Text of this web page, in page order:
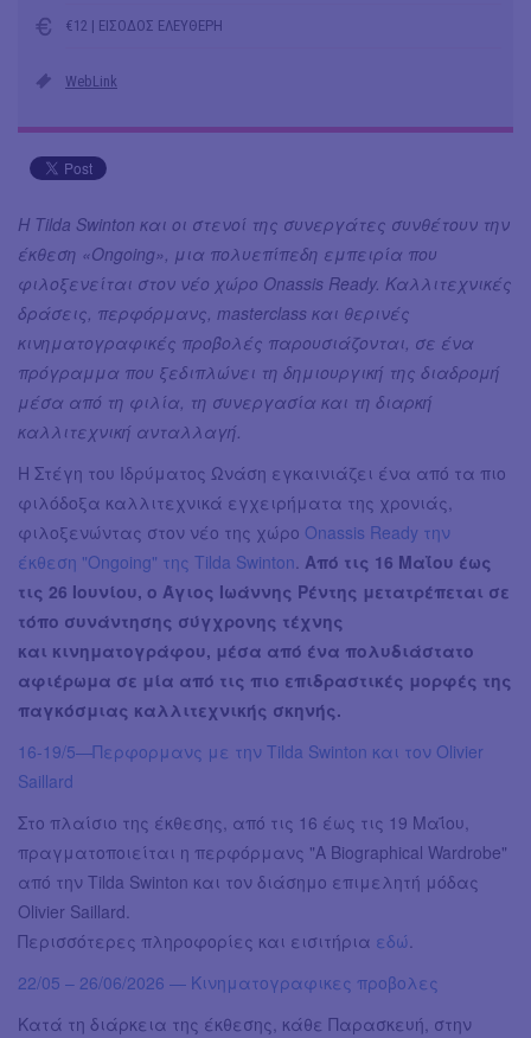
€12 | ΕΙΣΟΔΟΣ ΕΛΕΥΘΕΡΗ
WebLink
Η Tilda Swinton και οι στενοί της συνεργάτες συνθέτουν την
έκθεση «Ongoing», μια πολυεπίπεδη εμπειρία που
φιλοξενείται στον νέο χώρο Onassis Ready. Καλλιτεχνικές
δράσεις, περφόρμανς, masterclass και θερινές
κινηματογραφικές προβολές παρουσιάζονται, σε ένα
πρόγραμμα που ξεδιπλώνει τη δημιουργική της διαδρομή
μέσα από τη φιλία, τη συνεργασία και τη διαρκή
καλλιτεχνική ανταλλαγή.
Η Στέγη του Ιδρύματος Ωνάση εγκαινιάζει ένα από τα πιο
φιλόδοξα καλλιτεχνικά εγχειρήματα της χρονιάς,
φιλοξενώντας στον νέο της χώρο Onassis Ready την
έκθεση "Ongoing" της Tilda Swinton. Από τις 16 Μαΐου έως
τις 26 Ιουνίου, ο Άγιος Ιωάννης Ρέντης μετατρέπεται σε
τόπο συνάντησης σύγχρονης τέχνης
και κινηματογράφου, μέσα από ένα πολυδιάστατο
αφιέρωμα σε μία από τις πιο επιδραστικές μορφές της
παγκόσμιας καλλιτεχνικής σκηνής.
16-19/5—Περφορμανς με την Tilda Swinton και τον Olivier
Saillard
Στο πλαίσιο της έκθεσης, από τις 16 έως τις 19 Μαΐου,
πραγματοποιείται η περφόρμανς "A Biographical Wardrobe"
από την Tilda Swinton και τον διάσημο επιμελητή μόδας
Olivier Saillard.
Περισσότερες πληροφορίες και εισιτήρια εδώ.
22/05 – 26/06/2026 — Κινηματογραφικες προβολες
Κατά τη διάρκεια της έκθεσης, κάθε Παρασκευή, στην